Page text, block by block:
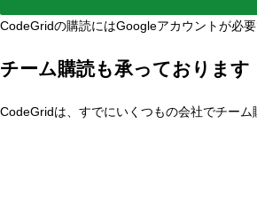
CodeGridの購読にはGoogleアカウントが必要
チーム購読も承っております
CodeGridは、すでにいくつもの会社でチーム